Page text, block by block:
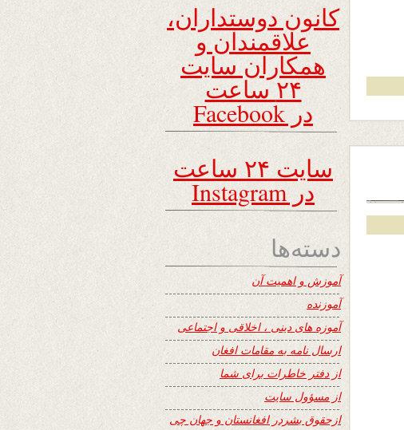
کانون دوستداران،
علاقمندان و
همکاران سایت
۲۴ ساعت
در Facebook
سایت ۲۴ ساعت
در Instagram
دسته‌ها
آموزش و اهمیت آن
آموزنده
آموزه های دینی ، اخلاقی و اجتماعی
ارسال نامه به مقامات افغان
از دفتر خاطرات برای شما
از مسؤول سایت
ازحقوق بشردر افغانستان و جهان چی